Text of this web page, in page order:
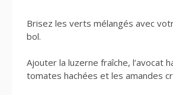
Brisez les verts mélangés avec
bol.
Ajouter la luzerne fraîche, l’avocat
tomates hachées et les amandes